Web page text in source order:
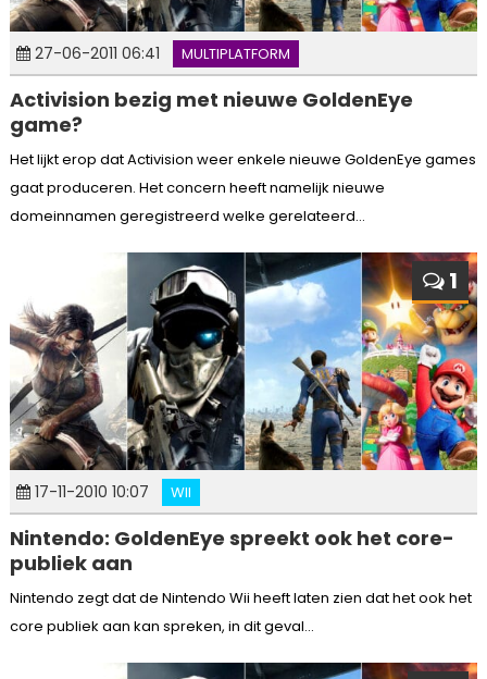
27-06-2011 06:41 MULTIPLATFORM
Activision bezig met nieuwe GoldenEye
game?
Het lijkt erop dat Activision weer enkele nieuwe GoldenEye games
gaat produceren. Het concern heeft namelijk nieuwe
domeinnamen geregistreerd welke gerelateerd...
1
17-11-2010 10:07 WII
Nintendo: GoldenEye spreekt ook het core-
publiek aan
Nintendo zegt dat de Nintendo Wii heeft laten zien dat het ook het
core publiek aan kan spreken, in dit geval...